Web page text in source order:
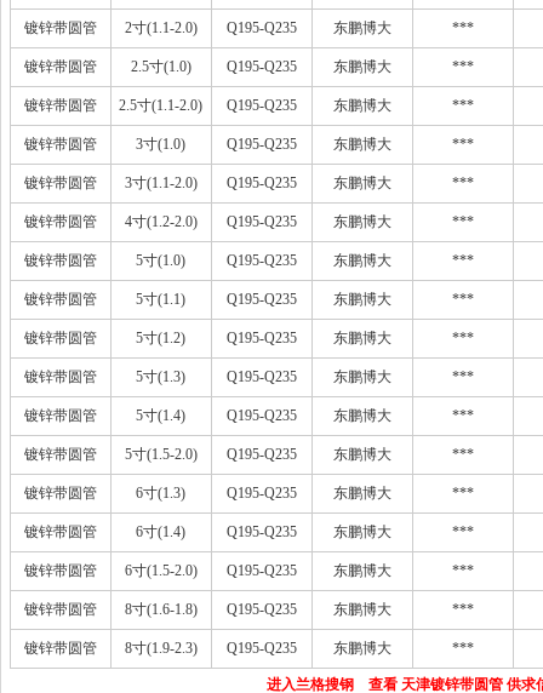
镀锌带圆管 2寸(1.1-2.0) Q195-Q235 东鹏博大 ***
镀锌带圆管 2.5寸(1.0) Q195-Q235 东鹏博大 ***
镀锌带圆管 2.5寸(1.1-2.0) Q195-Q235 东鹏博大 ***
镀锌带圆管 3寸(1.0) Q195-Q235 东鹏博大 ***
镀锌带圆管 3寸(1.1-2.0) Q195-Q235 东鹏博大 ***
镀锌带圆管 4寸(1.2-2.0) Q195-Q235 东鹏博大 ***
镀锌带圆管 5寸(1.0) Q195-Q235 东鹏博大 ***
镀锌带圆管 5寸(1.1) Q195-Q235 东鹏博大 ***
镀锌带圆管 5寸(1.2) Q195-Q235 东鹏博大 ***
镀锌带圆管 5寸(1.3) Q195-Q235 东鹏博大 ***
镀锌带圆管 5寸(1.4) Q195-Q235 东鹏博大 ***
镀锌带圆管 5寸(1.5-2.0) Q195-Q235 东鹏博大 ***
镀锌带圆管 6寸(1.3) Q195-Q235 东鹏博大 ***
镀锌带圆管 6寸(1.4) Q195-Q235 东鹏博大 ***
镀锌带圆管 6寸(1.5-2.0) Q195-Q235 东鹏博大 ***
镀锌带圆管 8寸(1.6-1.8) Q195-Q235 东鹏博大 ***
镀锌带圆管 8寸(1.9-2.3) Q195-Q235 东鹏博大 ***
进入兰格搜钢 查看 天津镀锌带圆管 供求